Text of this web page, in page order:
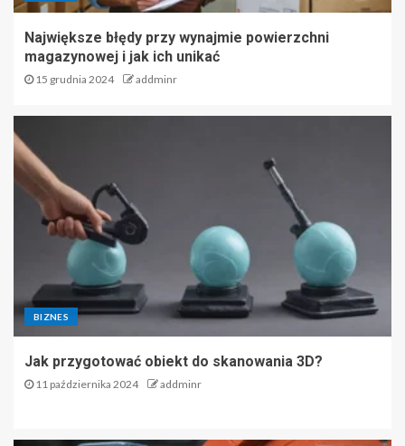
Największe błędy przy wynajmie powierzchni
magazynowej i jak ich unikać
15 grudnia 2024 addminr
BIZNES
Jak przygotować obiekt do skanowania 3D?
11 października 2024 addminr